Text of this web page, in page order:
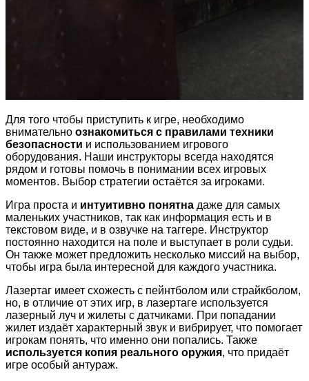
Для того чтобы приступить к игре, необходимо
внимательно ознакомиться с правилами техники
безопасности и использованием игрового
оборудования. Наши инструкторы всегда находятся
рядом и готовы помочь в понимании всех игровых
моментов. Выбор стратегии остаётся за игроками.
Игра проста и интуитивно понятна даже для самых
маленьких участников, так как информация есть и в
текстовом виде, и в озвучке на таггере. Инструктор
постоянно находится на поле и выступает в роли судьи.
Он также может предложить несколько миссий на выбор,
чтобы игра была интересной для каждого участника.
Лазертаг имеет схожесть с пейнтболом или страйкболом,
но, в отличие от этих игр, в лазертаге используется
лазерный луч и жилеты с датчиками. При попадании
жилет издаёт характерный звук и вибрирует, что помогает
игрокам понять, что именно они попались. Также
используется копия реального оружия, что придаёт
игре особый антураж.